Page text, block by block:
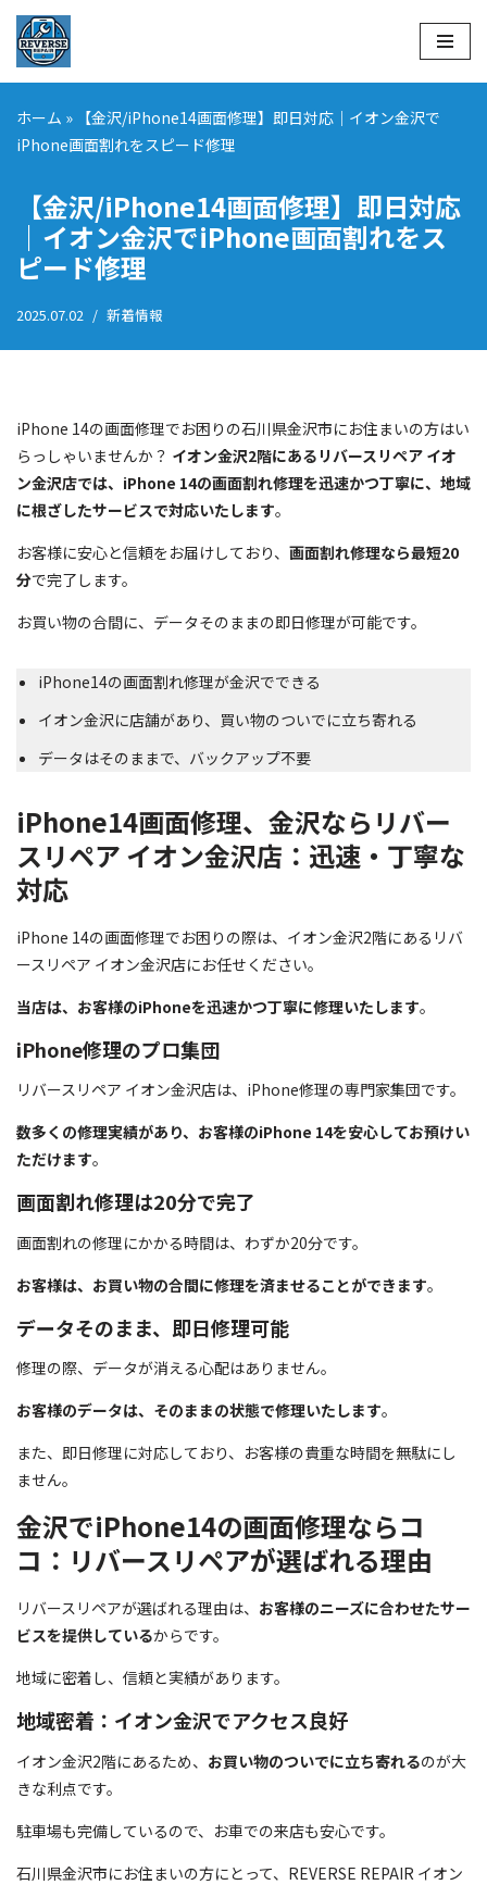
コ
ン
テ
ン
ス
キ
ッ
ホーム » 【金沢/iPhone14画面修理】即日対応｜イオン金沢で
iPhone画面割れをスピード修理
【金沢/iPhone14画面修理】即日対応
｜イオン金沢でiPhone画面割れをス
ピード修理
2025.07.02 新着情報
iPhone 14の画面修理でお困りの石川県金沢市にお住まいの方はい
らっしゃいませんか？ イオン金沢2階にあるリバースリペア イオ
ン金沢店では、iPhone 14の画面割れ修理を迅速かつ丁寧に、地域
に根ざしたサービスで対応いたします。
お客様に安心と信頼をお届けしており、 画面割れ修理なら最短20
分で完了します。
お買い物の合間に、データそのままの即日修理が可能です。
iPhone14の画面割れ修理が金沢でできる
イオン金沢に店舗があり、買い物のついでに立ち寄れる
データはそのままで、バックアップ不要
iPhone14画面修理、金沢ならリバー
スリペア イオン金沢店：迅速・丁寧な
対応
iPhone 14の画面修理でお困りの際は、イオン金沢2階にあるリバ
ースリペア イオン金沢店にお任せください。
当店は、お客様のiPhoneを迅速かつ丁寧に修理いたします。
iPhone修理のプロ集団
リバースリペア イオン金沢店は、iPhone修理の専門家集団です。
数多くの修理実績があり、お客様のiPhone 14を安心してお預けい
ただけます。
画面割れ修理は20分で完了
画面割れの修理にかかる時間は、わずか20分です。
お客様は、お買い物の合間に修理を済ませることができます。
データそのまま、即日修理可能
修理の際、データが消える心配はありません。
お客様のデータは、そのままの状態で修理いたします。
また、即日修理に対応しており、お客様の貴重な時間を無駄にし
ません。
金沢でiPhone14の画面修理ならコ
コ：リバースリペアが選ばれる理由
リバースリペアが選ばれる理由は、 お客様のニーズに合わせたサー
ビスを提供しているからです。
地域に密着し、信頼と実績があります。
地域密着：イオン金沢でアクセス良好
イオン金沢2階にあるため、 お買い物のついでに立ち寄れるのが大
きな利点です。
駐車場も完備しているので、お車での来店も安心です。
石川県金沢市にお住まいの方にとって、REVERSE REPAIR イオン